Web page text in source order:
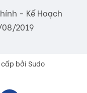
- Kế Hoạch
08/2019
bởi Sudo